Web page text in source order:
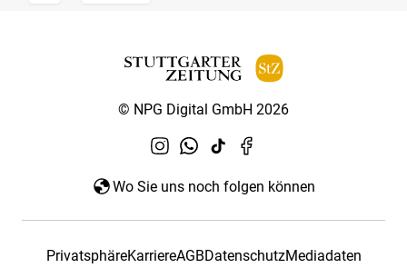
© NPG Digital GmbH 2026
Wo Sie uns noch folgen können
PrivatsphäreKarriereAGBDatenschutzMediadaten